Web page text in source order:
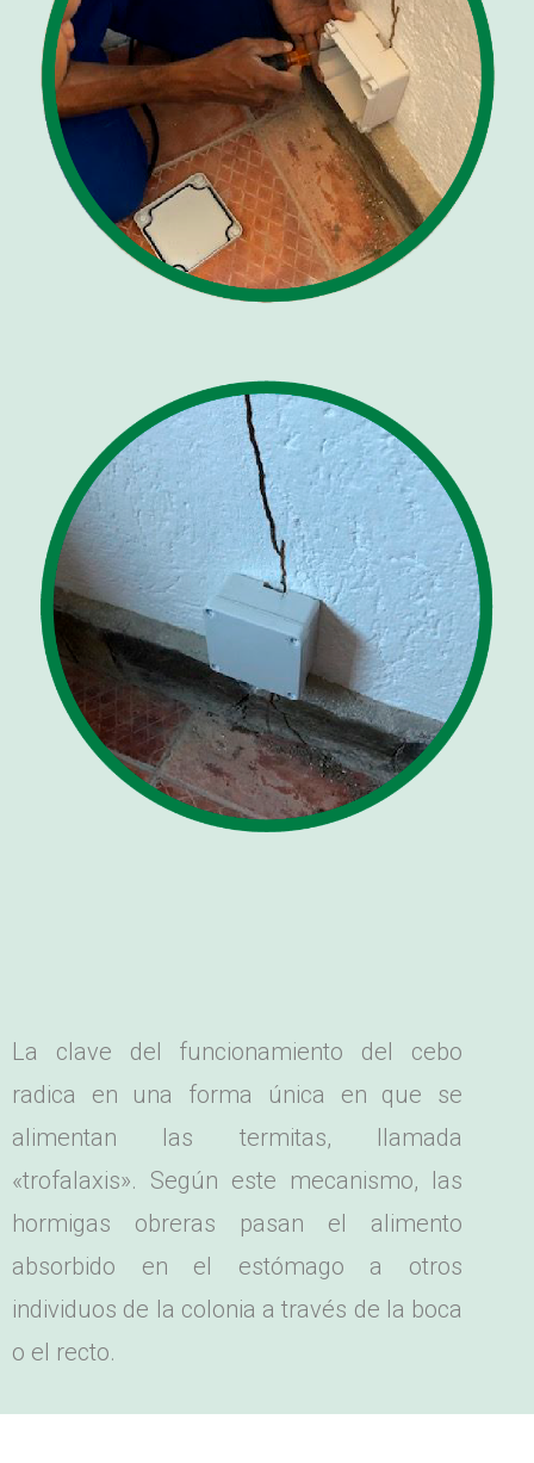
La clave del funcionamiento del cebo
radica en una forma única en que se
alimentan las termitas, llamada
«trofalaxis». Según este mecanismo, las
hormigas obreras pasan el alimento
absorbido en el estómago a otros
individuos de la colonia a través de la boca
o el recto.